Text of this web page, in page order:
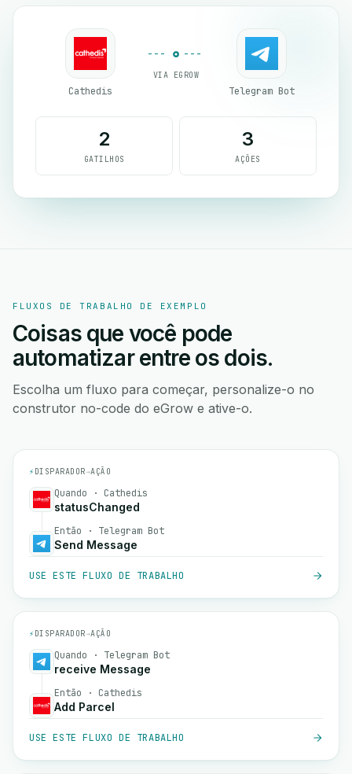
Cathedis
VIA EGROW
Telegram Bot
2
GATILHOS
3
AÇÕES
FLUXOS DE TRABALHO DE EXEMPLO
Coisas que você pode
automatizar entre os dois.
Escolha um fluxo para começar, personalize-o no
construtor no-code do eGrow e ative-o.
⚡ DISPARADOR→AÇÃO
Quando · Cathedis
statusChanged
Então · Telegram Bot
Send Message
USE ESTE FLUXO DE TRABALHO
⚡ DISPARADOR→AÇÃO
Quando · Telegram Bot
receive Message
Então · Cathedis
Add Parcel
USE ESTE FLUXO DE TRABALHO